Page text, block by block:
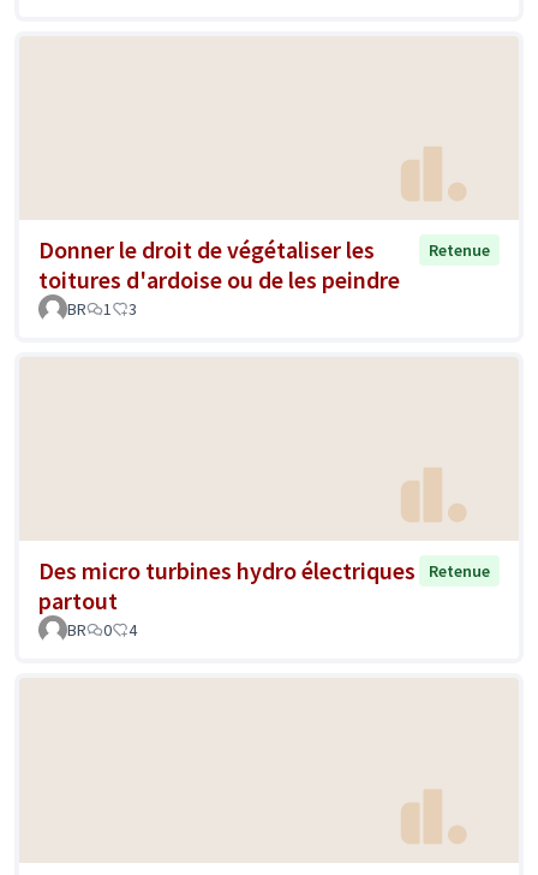
Donner le droit de végétaliser les
toitures d'ardoise ou de les peindre
Retenue
BR 1 3
Des micro turbines hydro électriques
partout
Retenue
BR 0 4